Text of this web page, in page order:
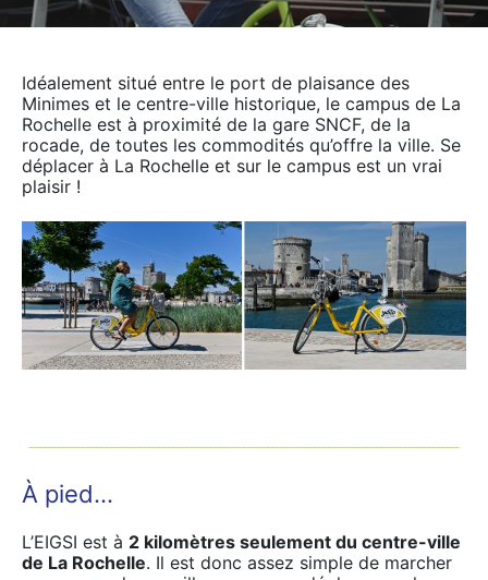
Idéalement situé entre le port de plaisance des
Minimes et le centre-ville historique, le campus de La
Rochelle est à proximité de la gare SNCF, de la
rocade, de toutes les commodités qu’offre la ville. Se
déplacer à La Rochelle et sur le campus est un vrai
plaisir !
À pied…
L’EIGSI est à 2 kilomètres seulement du centre-ville
de La Rochelle. Il est donc assez simple de marcher